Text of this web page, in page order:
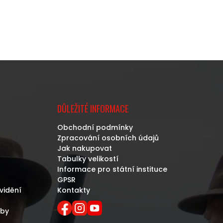
DŮLEŽITÉ INFORMACE
Obchodní podmínky
Zpracování osobních údajů
Jak nakupovat
Tabulky velikostí
Informace pro státní instituce
GPSR
Kontakty